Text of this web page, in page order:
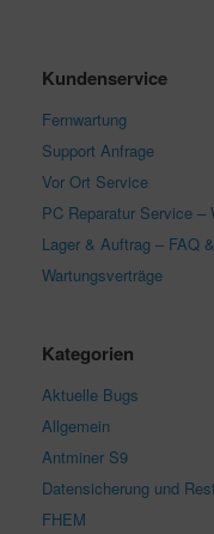
Kundenservice
Fernwartung
Support Anfrage
Vor Ort Service
PC Reparatur Service –
Lager & Auftrag – FAQ
Wartungsverträge
Kategorien
Aktuelle Bugs
Allgemein
Antminer S9
Datensicherung und
FHEM